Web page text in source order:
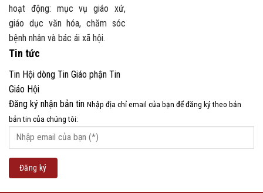
hoạt động: mục vụ giáo xứ,
giáo dục văn hóa, chăm sóc
bệnh nhân và bác ái xã hội.
Tin tức
Tin Hội dòng Tin Giáo phận Tin
Giáo Hội
Đăng ký nhận bản tin Nhập địa chỉ email của bạn để đăng ký theo bản
bản tin của chúng tôi: